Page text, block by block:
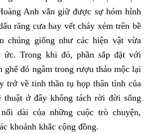
Anh vẫn giữ được sự hóm hỉnh
răng cưa hay vết cháy xém trên bề
chúng giống như các hiện vật vừa
Trong khi đó, phần sắp đặt với
ghế đỏ ngâm trong rượu thảo mộc lại
trở về tinh thần tụ họp thân tình của
thuật ở đây không tách rời đời sống
dài của những cuộc trò chuyện,
khoảnh khắc cộng đồng.